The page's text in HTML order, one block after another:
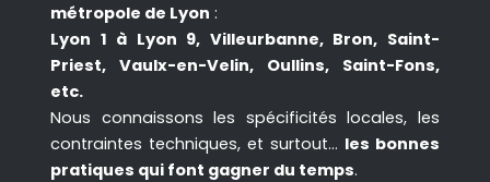
métropole de Lyon :
Lyon 1 à Lyon 9, Villeurbanne, Bron, Saint-
Priest, Vaulx-en-Velin, Oullins, Saint-Fons,
etc.
Nous connaissons les spécificités locales, les
contraintes techniques, et surtout… les bonnes
pratiques qui font gagner du temps.